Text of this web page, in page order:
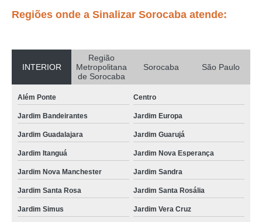
Regiões onde a Sinalizar Sorocaba atende:
INTERIOR
Região
Metropolitana
de Sorocaba
Sorocaba São Paulo
Além Ponte Centro
Jardim Bandeirantes Jardim Europa
Jardim Guadalajara Jardim Guarujá
Jardim Itanguá Jardim Nova Esperança
Jardim Nova Manchester Jardim Sandra
Jardim Santa Rosa Jardim Santa Rosália
Jardim Simus Jardim Vera Cruz